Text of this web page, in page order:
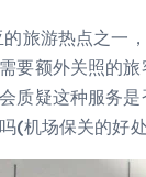
旅游热点之一
要额外关照的
质疑这种服务
(机场保关的好